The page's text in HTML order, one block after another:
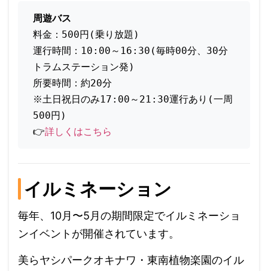
周遊バス
料金：500円(乗り放題)
運行時間：10:00～16:30(毎時00分、30分
トラムステーション発)
所要時間：約20分
※土日祝日のみ17:00～21:30運行あり(一周
500円)
👉詳しくはこちら
イルミネーション
毎年、10月〜5月の期間限定でイルミネーショ
ンイベントが開催されています。
美らヤシパークオキナワ・東南植物楽園のイル